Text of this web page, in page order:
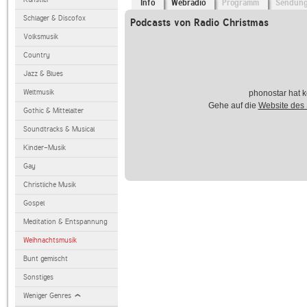
Schlager & Discofox
Volksmusik
Country
Jazz & Blues
Weltmusik
Gothic & Mittelalter
Soundtracks & Musical
Kinder-Musik
Gay
Christliche Musik
Gospel
Meditation & Entspannung
Weihnachtsmusik
Bunt gemischt
Sonstiges
Weniger Genres
Info Webradio Programm
Podcasts von Radio Christmas
phonostar hat
Gehe auf die Website des